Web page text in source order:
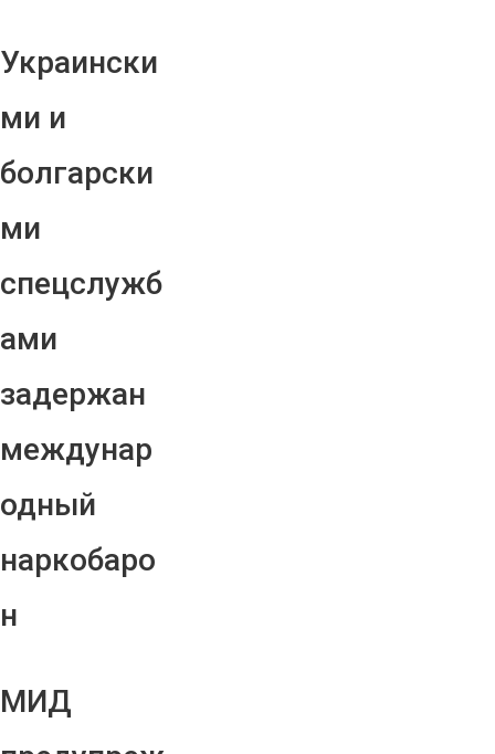
Украински
ми и
болгарски
ми
спецслужб
ами
задержан
междунар
одный
наркобаро
н
МИД